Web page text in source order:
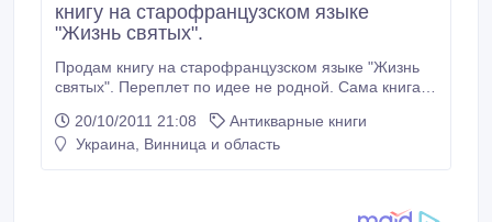
книгу на старофранцузском языке
"Жизнь святых".
Продам книгу на старофранцузском языке "Жизнь
святых". Переплет по идее не родной. Сама книга в
20/10/2011 21:08
Антикварные книги
Украина, Винница и область